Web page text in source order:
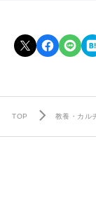
TOP 教養・カル